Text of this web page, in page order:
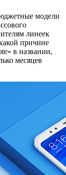
модели
линеек
причине
в названии,
месяцев